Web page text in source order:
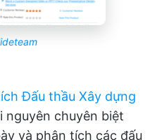
Đấu thầu Xây dựng
nguyên chuyên biệt
và phân tích các đấu